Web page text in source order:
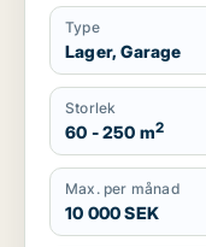
Type
Lager, Garage
Storlek
60 - 250 m2
Max. per månad
10 000 SEK